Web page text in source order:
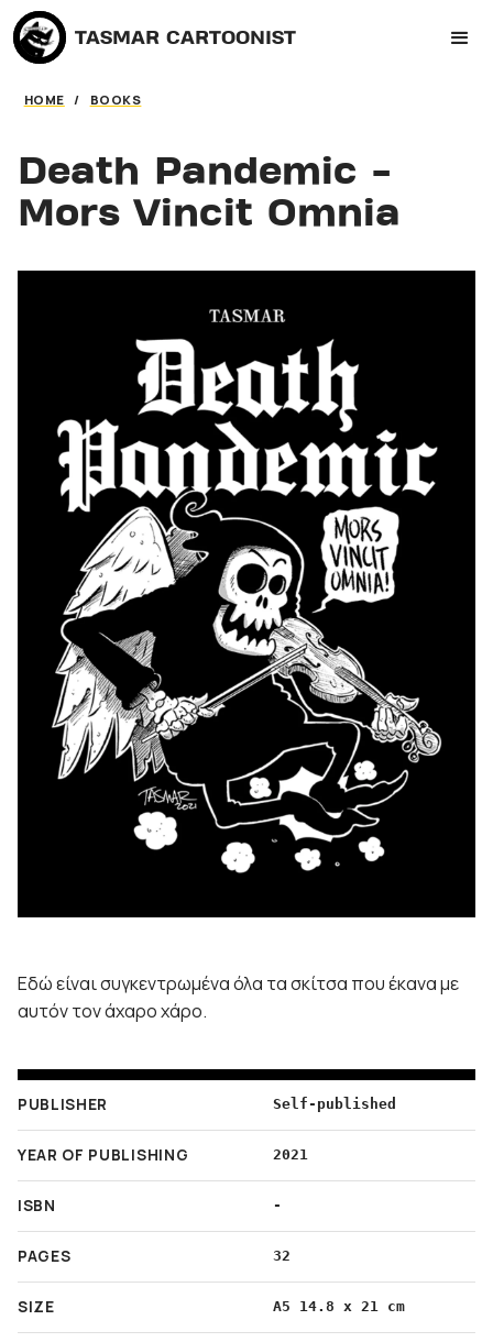
HOME / BOOKS
TASMAR CARTOONIST
Death Pandemic -
Mors Vincit Omnia
Εδώ είναι συγκεντρωμένα όλα τα σκίτσα που έκανα με
αυτόν τον άχαρο χάρο.
PUBLISHER Self-published
YEAR OF PUBLISHING 2021
ISBN -
PAGES 32
SIZE A5 14.8 x 21 cm